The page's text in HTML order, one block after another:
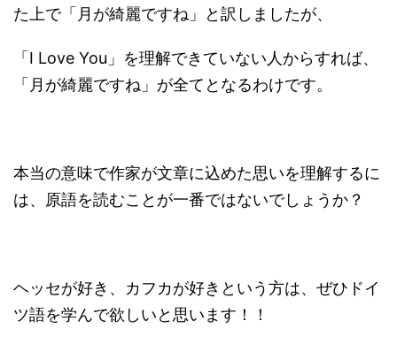
た上で「月が綺麗ですね」と訳しましたが、
「I Love You」を理解できていない人からすれば、
「月が綺麗ですね」が全てとなるわけです。
本当の意味で作家が文章に込めた思いを理解するに
は、原語を読むことが一番ではないでしょうか？
ヘッセが好き、カフカが好きという方は、ぜひドイ
ツ語を学んで欲しいと思います！！